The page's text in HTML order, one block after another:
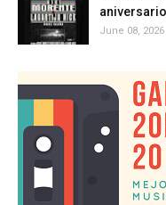
aniversario
June 08, 2026